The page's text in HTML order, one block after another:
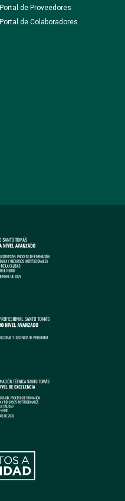
Portal de Proveedores
Portal de Colaboradores